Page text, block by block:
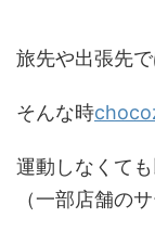
旅先や出張先
そんな時
運動しなくて
（一部店舗の